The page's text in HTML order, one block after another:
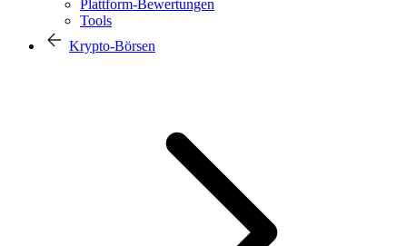
Plattform-Bewertungen
Tools
Krypto-Börsen